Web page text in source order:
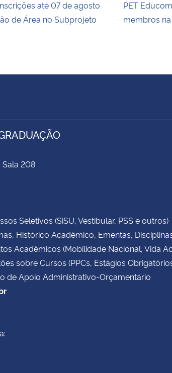
até 07 de agosto
de Área no Subprojeto
PET
membros
Sala 208
Seletivos (SiSU, Vestibular, PSS e outros)
Histórico Acadêmico, Ementas,
Acadêmicos (Mobilidade Nacional, Vida
sobre Cursos (PPCs, Estágios
de Apoio Administrativo-Orçamentário